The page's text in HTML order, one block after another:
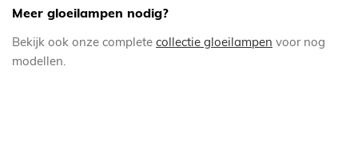
Meer gloeilampen nodig?
Bekijk ook onze complete collectie gloeilampen voor nog
modellen.